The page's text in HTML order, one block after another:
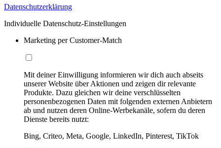
Datenschutzerklärung
Individuelle Datenschutz-Einstellungen
Marketing per Customer-Match
Mit deiner Einwilligung informieren wir dich auch abseits
unserer Website über Aktionen und zeigen dir relevante
Produkte. Dazu gleichen wir deine verschlüsselten
personenbezogenen Daten mit folgenden externen Anbietern
ab und nutzen deren Online-Werbekanäle, sofern du deren
Dienste bereits nutzt:
Bing, Criteo, Meta, Google, LinkedIn, Pinterest, TikTok